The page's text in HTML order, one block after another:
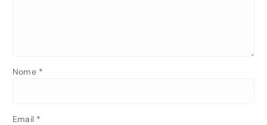
Nome *
Email *